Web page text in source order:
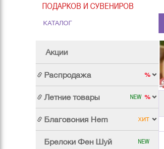
ПОДАРКОВ И СУВЕНИРОВ
КАТАЛОГ
Акции
Распродажа
Летние товары
Благовония Hem
Брелоки Фен Шуй